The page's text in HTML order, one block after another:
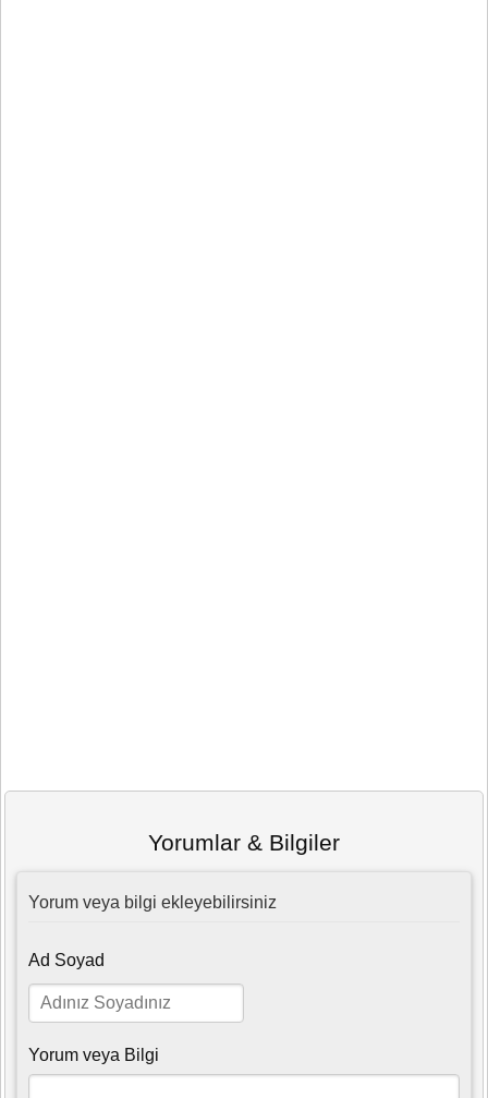
Yorumlar & Bilgiler
Yorum veya bilgi ekleyebilirsiniz
Ad Soyad
Yorum veya Bilgi